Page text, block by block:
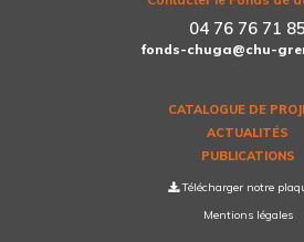
04 76 76 71 85
fonds-chuga@chu-
CATALOGUE DE
ACTUALITÉS
PUBLICATIONS
Télécharger notre
Mentions légales